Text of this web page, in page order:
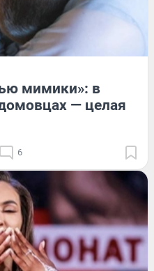
мимики»: в
— целая
6